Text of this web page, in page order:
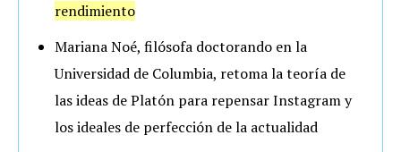
rendimiento
Mariana Noé, filósofa doctorando en la
Universidad de Columbia, retoma la teoría de
las ideas de Platón para repensar Instagram y
los ideales de perfección de la actualidad